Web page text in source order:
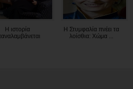
Η ιστορία
Η Στυμφαλία πνέει τα
λοίσθια: Χώμα ...